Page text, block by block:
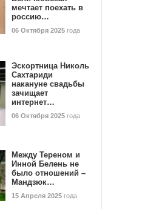
мечтает поехать в
россию…
06 Октября 2025 года
Эскортница Николь
Сахтариди
накануне свадьбы
зачищает
интернет…
06 Октября 2025 года
Между Тереном и
Инной Белень не
было отношений –
Мандзюк…
15 Апреля 2025 года